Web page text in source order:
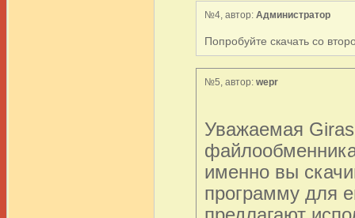
№4, автор: Администратор
Попробуйте скачать со
№5, автор: wepr
Уважаемая
именно вы
программу для